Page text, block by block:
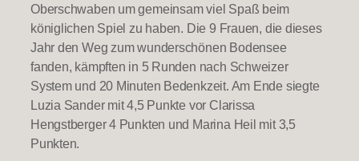
Oberschwaben um gemeinsam viel Spaß beim
königlichen Spiel zu haben. Die 9 Frauen, die dieses
Jahr den Weg zum wunderschönen Bodensee
fanden, kämpften in 5 Runden nach Schweizer
System und 20 Minuten Bedenkzeit. Am Ende siegte
Luzia Sander mit 4,5 Punkte vor Clarissa
Hengstberger 4 Punkten und Marina Heil mit 3,5
Punkten.